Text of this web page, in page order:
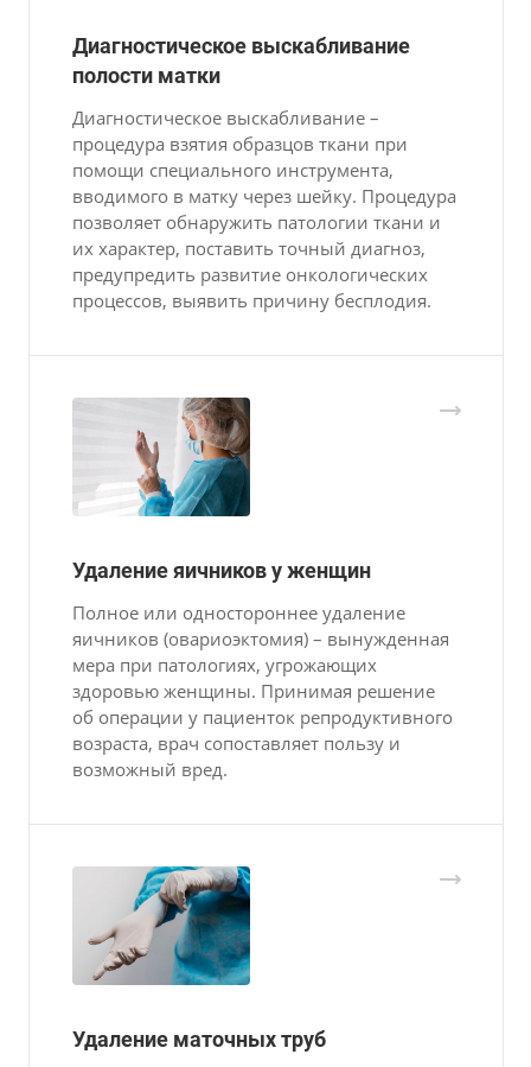
Диагностическое выскабливание
полости матки
Диагностическое выскабливание –
процедура взятия образцов ткани при
помощи специального инструмента,
вводимого в матку через шейку. Процедура
позволяет обнаружить патологии ткани и
их характер, поставить точный диагноз,
предупредить развитие онкологических
процессов, выявить причину бесплодия.
Удаление яичников у женщин
Полное или одностороннее удаление
яичников (овариоэктомия) – вынужденная
мера при патологиях, угрожающих
здоровью женщины. Принимая решение
об операции у пациенток репродуктивного
возраста, врач сопоставляет пользу и
возможный вред.
Удаление маточных труб